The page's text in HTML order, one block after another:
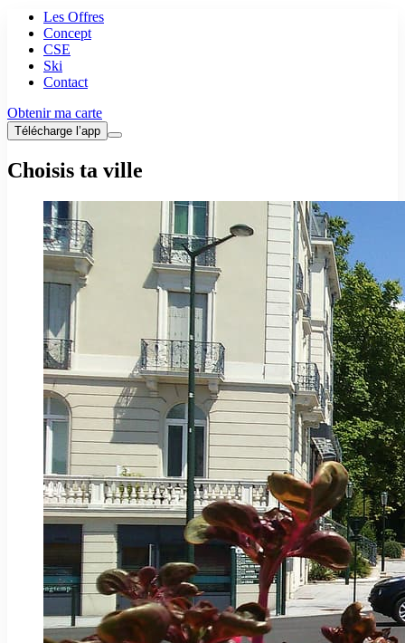
Les Offres
Concept
CSE
Ski
Contact
Obtenir ma carte
Télécharge l’app
Choisis ta ville